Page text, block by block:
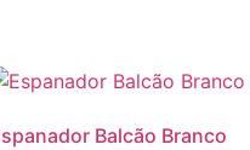
Balcão Branco